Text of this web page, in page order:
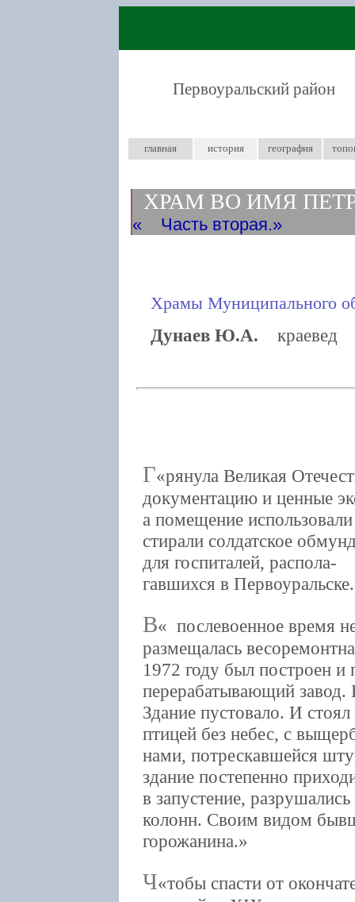
Первоуральский район
главная история география
ХРАМ ВО ИМЯ
Часть вторая.
Храмы Муниципального
Дунаев Ю.А. краевед
Г рянула Великая
документацию и ценные
а помещение
стирали солдатское
для госпиталей, распола-
гавшихся в Первоуральске.
В
послевоенное время
размещалась
1972 году был построен
перерабатывающий завод.
Здание пустовало. И
птицей без небес, с
нами, потрескавшейся
здание постепенно
в запустение,
колонн. Своим видом
горожанина.
Ч тобы спасти от